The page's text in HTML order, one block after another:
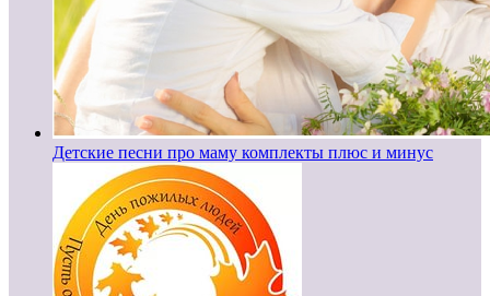
Детские песни про маму комплекты плюс и минус